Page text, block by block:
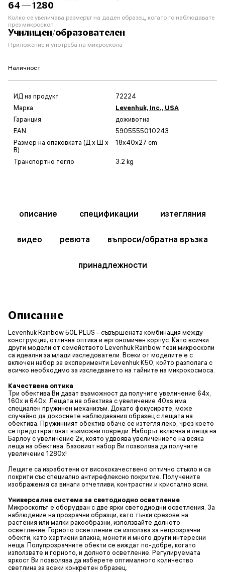
64 — 1280
Колко се увеличава размерът на даден образец, когато го наблюдавате
през микроскоп
Училищен/образователен
Приложение и употреба на микроскопа
Наличност
ИД на продукт
72224
Марка
Levenhuk, Inc., USA
Гаранция
доживотна
EAN
5905555010243
Размер на опаковката (Д x Ш x
В)
18x40x27 cm
Транспортно тегло 3.2 kg
описание спецификации изтегляния
видео ревюта въпроси/обратна връзка
принадлежности
Описание
Levenhuk Rainbow 50L PLUS – съвършената комбинация между
конструкция, отлична оптика и ергономичен корпус. Като всички
други модели от семейството Levenhuk Rainbow тези микроскопи
са идеални за млади изследователи. Всеки от моделите е с
включен набор за експерименти Levenhuk K50, който разполага с
всичко необходимо за изследването на тайните на микрокосмоса.
Качествена оптика
Три обектива Ви дават възможност да получите увеличение 64x,
160x и 640x. Лещата на обектива с увеличение 40xs има
специален пружинен механизъм. Докато фокусирате, може
случайно да докоснете наблюдавания образец с лещата на
обектива. Пружинният обектив обаче се изтегля леко, чрез което
се предотвратяват възможни повреди. Наборът включва и леща на
Барлоу с увеличение 2х, която удвоява увеличението на всяка
леща на обектива. Базовият набор Ви позволява да получите
увеличение 1280х!
Лещите са изработени от висококачествено оптично стъкло и са
покрити със специално антирефлексно покритие. Получените
изображения са винаги отчетливи, контрастни и кристално ясни.
Универсална система за светодиодно осветление
Микроскопът е оборудван с две ярки светодиодни осветления. За
наблюдение на прозрачни образци, като тънки срезове на
растения или малки ракообразни, използвайте долното
осветление. Горното осветление се използва за непрозрачни
обекти, като хартиени влакна, монети и много други интересни
неща. Полупрозрачните обекти се виждат по-добре, когато
използвате и горното, и долното осветление. Регулируемата
яркост Ви позволява да изберете оптималното количество
светлина за всеки конкретен образец.